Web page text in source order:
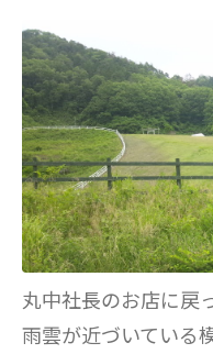
丸中社長のお店に戻
雨雲が近づいている